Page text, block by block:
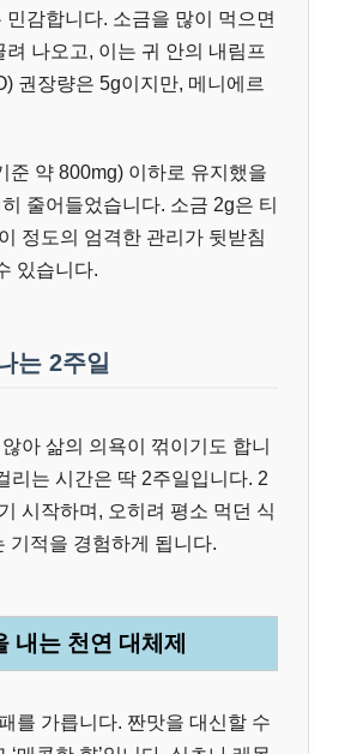
감합니다. 소금을 많이 먹으면
나오고, 이는 귀 안의 내림프
권장량은 5g이지만, 메니에르
준 약 800mg) 이하로 유지했을
줄어들었습니다. 소금 2g은 티
정도의 엄격한 관리가 뒷받침
있습니다.
는 2주일
아 삶의 의욕이 꺾이기도 합니
리는 시간은 딱 2주일입니다. 2
시작하며, 오히려 평소 먹던 식
기적을 경험하게 됩니다.
내는 천연 대체제
를 가릅니다. 짠맛을 대신할 수